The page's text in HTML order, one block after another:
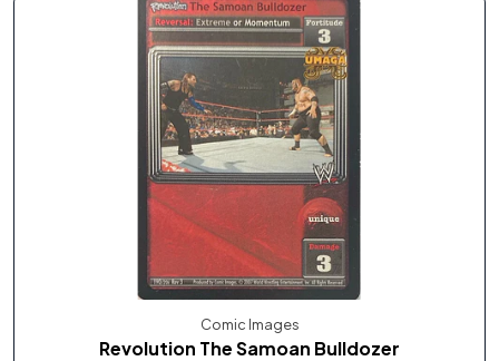
Comic Images
Revolution The Samoan Bulldozer